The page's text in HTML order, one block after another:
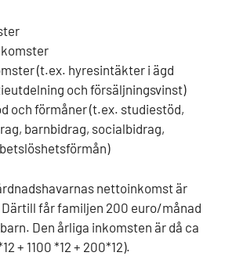
(t.ex. hyresintäkter i ägd
och försäljningsvinst)
och förmåner (t.ex. studiestöd,
barnbidrag, socialbidrag,
nettoinkomst är
Därtill får familjen 200 euro/månad
Den årliga inkomsten är då ca
+ 1100 *12 + 200*12).